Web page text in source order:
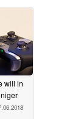
will in